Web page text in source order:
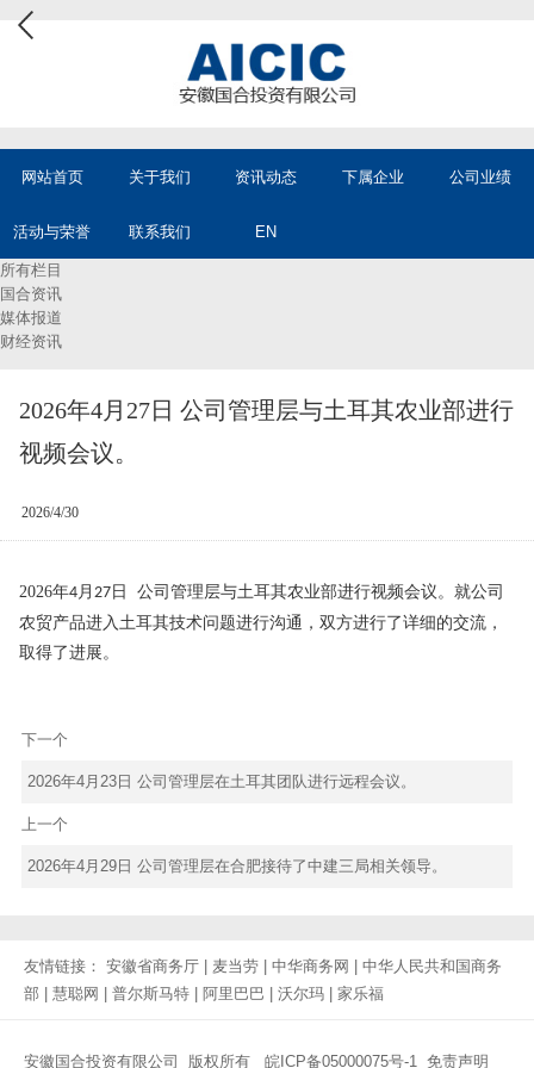
网站首页 关于我们 资讯动态 下属企业 公司业绩
活动与荣誉 联系我们 EN
所有栏目
国合资讯
媒体报道
财经资讯
2026年4月27日 公司管理层与土耳其农业部进行
视频会议。
2026/4/30
2026年4 月 27日 公司管理层与土耳其农业部进行视频会议 。 就公司
农贸产品进入土耳其技术问题进行沟通，双方进行了详细的交流，
取得了进展。
下一个
2026年4月23日 公司管理层在土耳其团队进行远程会议。
上一个
2026年4月29日 公司管理层在合肥接待了中建三局相关领导。
友情链接： 安徽省商务厅 麦当劳 中华商务网
中华人民共和国商务
部
慧聪网 普尔斯马特 阿里巴巴 沃尔玛 家乐福
安徽国合投资有限公司 版权所有 皖ICP备05000075号-1 免责声明